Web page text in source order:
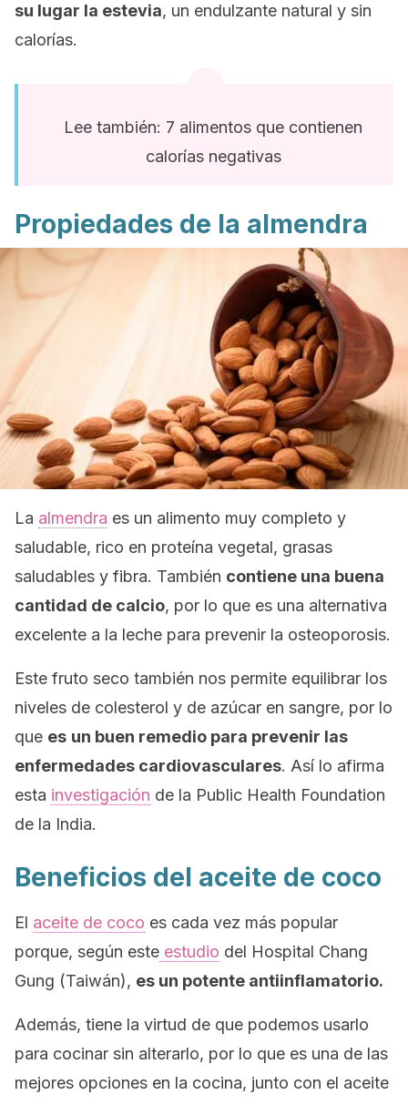
su lugar la estevia, un endulzante natural y sin
calorías.
Lee también: 7 alimentos que contienen
calorías negativas
Propiedades de la almendra
La almendra es un alimento muy completo y
saludable, rico en proteína vegetal, grasas
saludables y fibra. También contiene una buena
cantidad de calcio, por lo que es una alternativa
excelente a la leche para prevenir la osteoporosis.
Este fruto seco también nos permite equilibrar los
niveles de colesterol y de azúcar en sangre, por lo
que es un buen remedio para prevenir las
enfermedades cardiovasculares. Así lo afirma
esta investigación de la Public Health Foundation
de la India.
Beneficios del aceite de coco
El aceite de coco es cada vez más popular
porque, según este estudio del Hospital Chang
Gung (Taiwán), es un potente antiinflamatorio.
Además, tiene la virtud de que podemos usarlo
para cocinar sin alterarlo, por lo que es una de las
mejores opciones en la cocina, junto con el aceite